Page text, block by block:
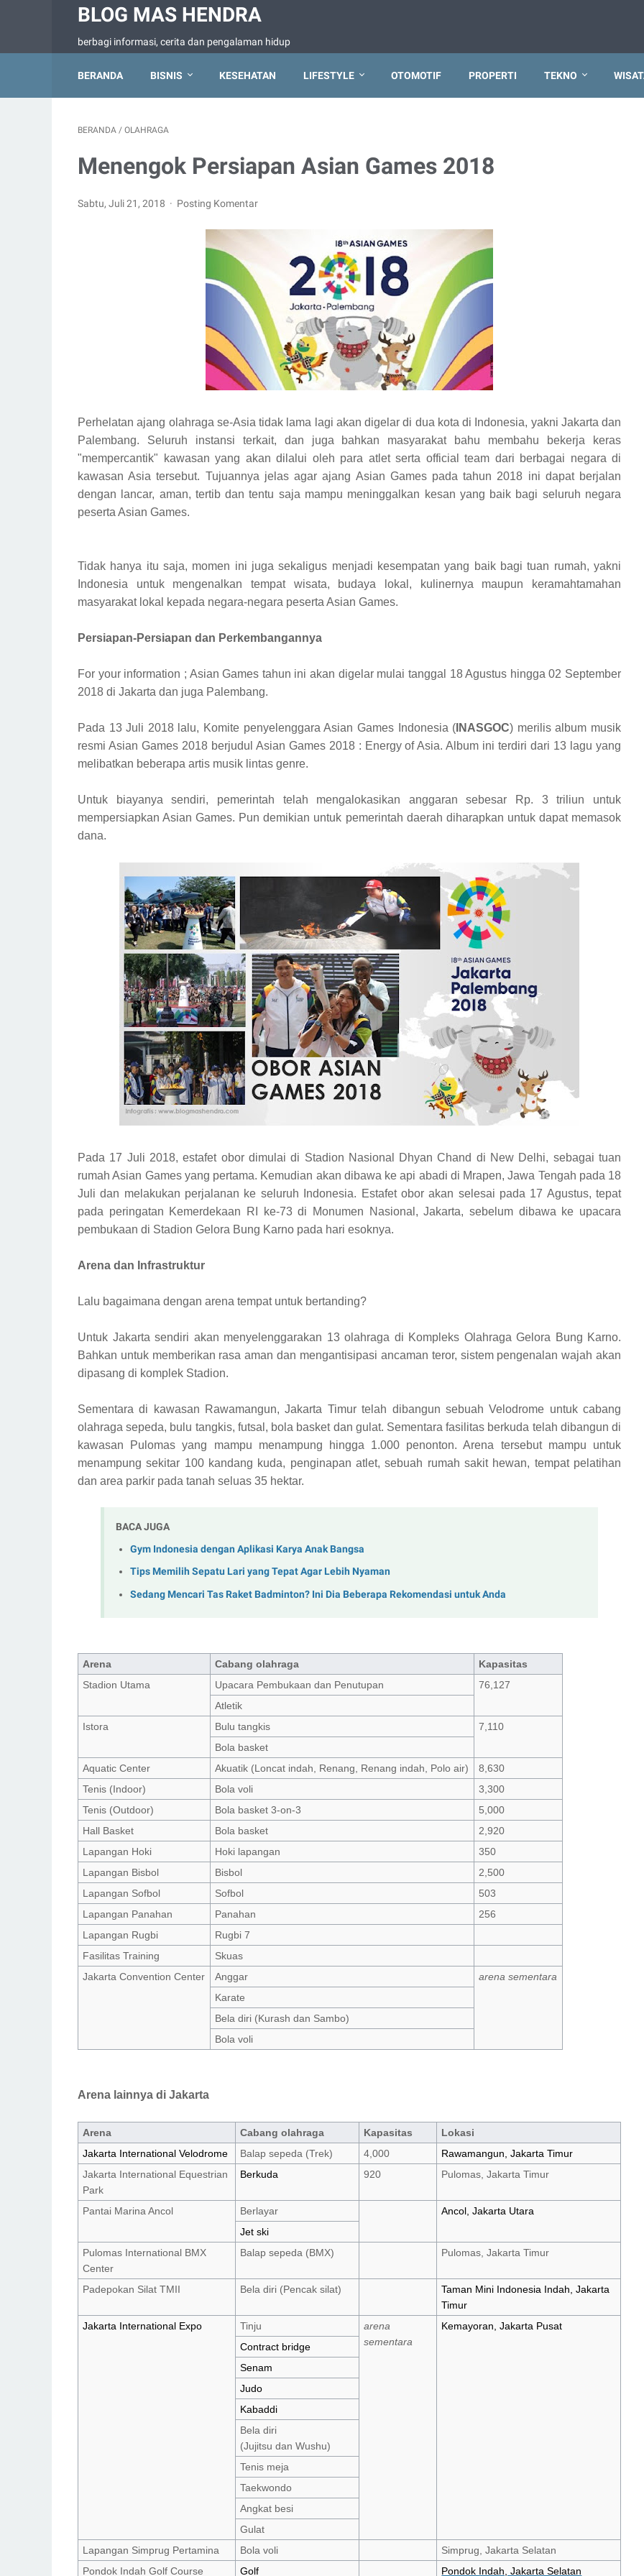
BLOG MAS HENDRA
berbagi informasi, cerita dan pengalaman hidup
BERANDA BISNIS KESEHATAN LIFESTYLE OTOMOTIF PROPERTI TEKNO
BERANDA / OLAHRAGA
Menengok Persiapan Asian Games 2018
Sabtu, Juli 21, 2018 Posting Komentar
Perhelatan ajang olahraga se-Asia tidak lama lagi akan digelar di dua kota di Indonesia, yakni Jakarta dan
Palembang. Seluruh instansi terkait, dan juga bahkan masyarakat bahu membahu bekerja keras
"mempercantik" kawasan yang akan dilalui oleh para atlet serta official team dari berbagai negara di
kawasan Asia tersebut. Tujuannya jelas agar ajang Asian Games pada tahun 2018 ini dapat berjalan
dengan lancar, aman, tertib dan tentu saja mampu meninggalkan kesan yang baik bagi seluruh negara
peserta Asian Games.
Tidak hanya itu saja, momen ini juga sekaligus menjadi kesempatan yang baik bagi tuan rumah, yakni
Indonesia untuk mengenalkan tempat wisata, budaya lokal, kulinernya maupun keramahtamahan
masyarakat lokal kepada negara-negara peserta Asian Games.
Persiapan-Persiapan dan Perkembangannya
For your information ; Asian Games tahun ini akan digelar mulai tanggal 18 Agustus hingga 02 September
2018 di Jakarta dan juga Palembang.
Pada 13 Juli 2018 lalu, Komite penyelenggara Asian Games Indonesia ( INASGOC) merilis album musik
resmi Asian Games 2018 berjudul Asian Games 2018 : Energy of Asia. Album ini terdiri dari 13 lagu yang
melibatkan beberapa artis musik lintas genre.
Untuk biayanya sendiri, pemerintah telah mengalokasikan anggaran sebesar Rp. 3 triliun untuk
mempersiapkan Asian Games. Pun demikian untuk pemerintah daerah diharapkan untuk dapat memasok
dana.
Pada 17 Juli 2018, estafet obor dimulai di Stadion Nasional Dhyan Chand di New Delhi, sebagai tuan
rumah Asian Games yang pertama. Kemudian akan dibawa ke api abadi di Mrapen, Jawa Tengah pada 18
Juli dan melakukan perjalanan ke seluruh Indonesia. Estafet obor akan selesai pada 17 Agustus, tepat
pada peringatan Kemerdekaan RI ke-73 di Monumen Nasional, Jakarta, sebelum dibawa ke upacara
pembukaan di Stadion Gelora Bung Karno pada hari esoknya.
Arena dan Infrastruktur
Lalu bagaimana dengan arena tempat untuk bertanding?
Untuk Jakarta sendiri akan menyelenggarakan 13 olahraga di Kompleks Olahraga Gelora Bung Karno.
Bahkan untuk memberikan rasa aman dan mengantisipasi ancaman teror, sistem pengenalan wajah akan
dipasang di komplek Stadion.
Sementara di kawasan Rawamangun, Jakarta Timur telah dibangun sebuah Velodrome untuk cabang
olahraga sepeda, bulu tangkis, futsal, bola basket dan gulat. Sementara fasilitas berkuda telah dibangun di
kawasan Pulomas yang mampu menampung hingga 1.000 penonton. Arena tersebut mampu untuk
menampung sekitar 100 kandang kuda, penginapan atlet, sebuah rumah sakit hewan, tempat pelatihan
dan area parkir pada tanah seluas 35 hektar.
BACA JUGA
Gym Indonesia dengan Aplikasi Karya Anak Bangsa
Tips Memilih Sepatu Lari yang Tepat Agar Lebih Nyaman
Sedang Mencari Tas Raket Badminton? Ini Dia Beberapa Rekomendasi untuk Anda
Arena Cabang olahraga
Kapasitas
Stadion Utama
Upacara Pembukaan dan Penutupan
76,127
Atletik
Istora
Bulu tangkis
7,110
Bola basket
Aquatic Center
Akuatik (Loncat indah, Renang, Renang indah, Polo air)
8,630
Tenis (Indoor)
Bola voli
3,300
Tenis (Outdoor)
Bola basket 3-on-3
5,000
Hall Basket
Bola basket
2,920
Lapangan Hoki
Hoki lapangan
350
Lapangan Bisbol
Bisbol
2,500
Lapangan Sofbol
Sofbol
503
Lapangan Panahan
Panahan
256
Lapangan Rugbi
Rugbi 7
Fasilitas Training
Skuas
Jakarta Convention Center
Anggar
arena sementara
Karate
Bela diri (Kurash dan Sambo)
Bola voli
Arena lainnya di Jakarta
Arena Cabang olahraga Kapasitas
Lokasi
Jakarta International Velodrome
Balap sepeda (Trek) 4,000
Rawamangun, Jakarta Timur
Jakarta International Equestrian
Park
Berkuda 920 Pulomas, Jakarta Timur
Pantai Marina Ancol Berlayar
Ancol, Jakarta Utara
Jet ski
Pulomas International BMX
Center
Balap sepeda (BMX) Pulomas, Jakarta Timur
Padepokan Silat TMII Bela diri (Pencak silat)
Taman Mini Indonesia Indah, Jakarta
Timur
Jakarta International Expo
Tinju
arena
sementara
Kemayoran, Jakarta Pusat
Contract bridge
Senam
Judo
Kabaddi
Bela diri
(Jujitsu dan Wushu)
Tenis meja
Taekwondo
Angkat besi
Gulat
Lapangan Simprug Pertamina
Bola voli
Simprug, Jakarta Selatan
Pondok Indah Golf Course
Golf Pondok Indah, Jakarta Selatan